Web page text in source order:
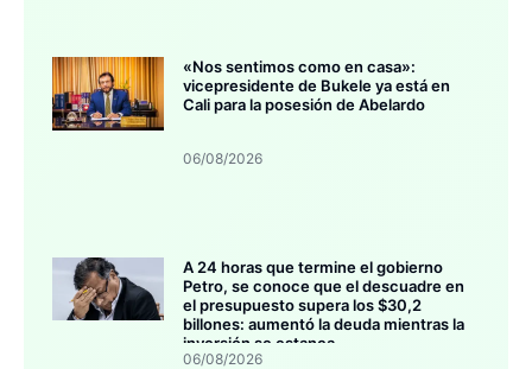
«Nos sentimos como en casa»:
vicepresidente de Bukele ya está en
Cali para la posesión de Abelardo
06/08/2026
A 24 horas que termine el gobierno
Petro, se conoce que el descuadre en
el presupuesto supera los $30,2
billones: aumentó la deuda mientras la
inversión se estanca
06/08/2026